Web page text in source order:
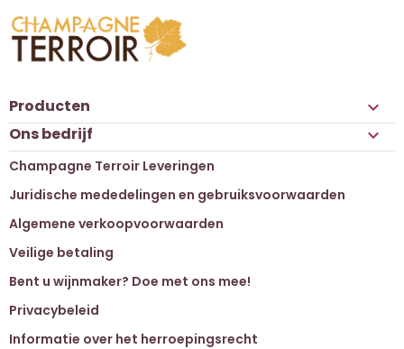
Producten 
Ons bedrijf 
Champagne Terroir Leveringen
Juridische mededelingen en gebruiksvoorwaarden
Algemene verkoopvoorwaarden
Veilige betaling
Bent u wijnmaker? Doe met ons mee!
Privacybeleid
Informatie over het herroepingsrecht